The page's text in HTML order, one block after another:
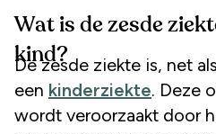
Wat is de zesde
kind?
De zesde ziekte is, net
een kinderziekte. Deze
wordt veroorzaakt door